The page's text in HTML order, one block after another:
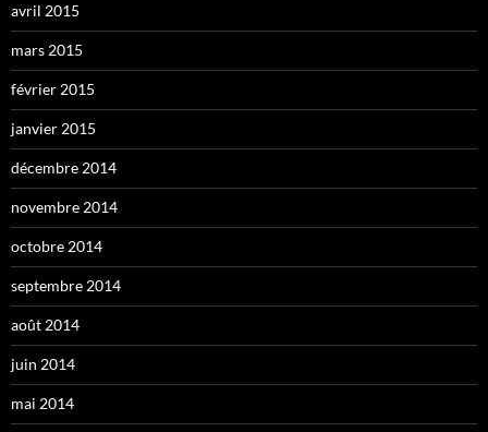
avril 2015
mars 2015
février 2015
janvier 2015
décembre 2014
novembre 2014
octobre 2014
septembre 2014
août 2014
juin 2014
mai 2014